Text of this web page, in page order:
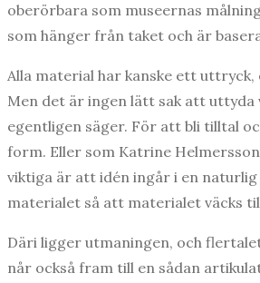
oberörbara som museernas
som hänger från taket och är
Alla material har kanske ett uttryck,
Men det är ingen lätt sak att uttyda
egentligen säger. För att bli tilltal
form. Eller som Katrine
viktiga är att idén ingår i en
materialet så att materialet väcks till
Däri ligger utmaningen, och
når också fram till en sådan